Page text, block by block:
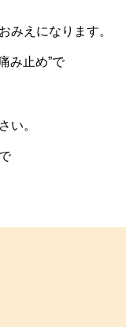
みえになります。
み止め”で
い。